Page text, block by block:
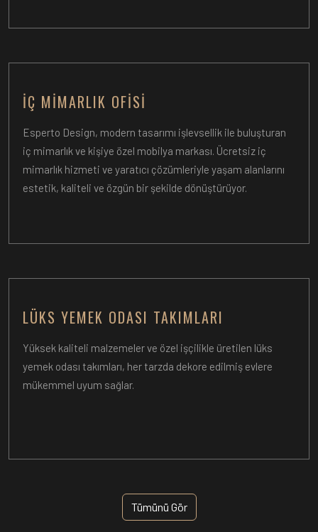
İÇ MIMARLIK OFISI
Esperto Design, modern tasarımı işlevsellik ile buluşturan
iç mimarlık ve kişiye özel mobilya markası. Ücretsiz iç
mimarlık hizmeti ve yaratıcı çözümleriyle yaşam alanlarını
estetik, kaliteli ve özgün bir şekilde dönüştürüyor.
LÜKS YEMEK ODASI TAKIMLARI
Yüksek kaliteli malzemeler ve özel işçilikle üretilen lüks
yemek odası takımları, her tarzda dekore edilmiş evlere
mükemmel uyum sağlar.
Tümünü Gör